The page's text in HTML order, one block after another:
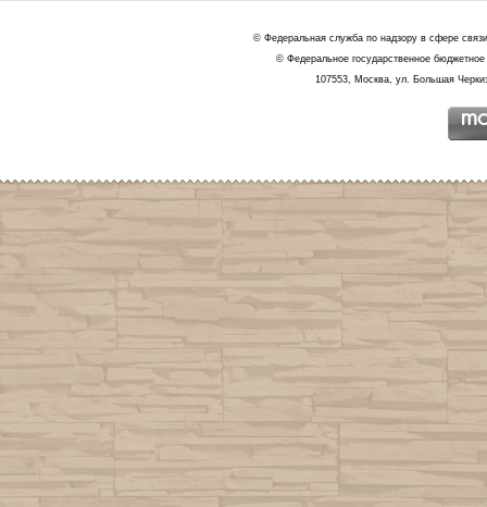
© Федеральная служба по надзору в сфере
© Федеральное государственное
107553, Москва, ул. Большая